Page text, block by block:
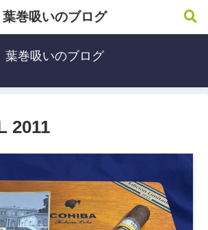
葉巻吸いのブログ
2011
葉巻吸いのブログ